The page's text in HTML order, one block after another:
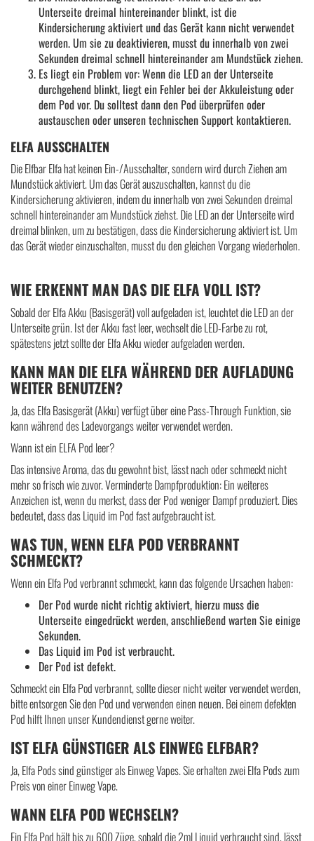
Unterseite dreimal hintereinander blinkt, ist die
Kindersicherung aktiviert und das Gerät kann nicht verwendet
werden. Um sie zu deaktivieren, musst du innerhalb von zwei
Sekunden dreimal schnell hintereinander am Mundstück ziehen.
Es liegt ein Problem vor: Wenn die LED an der Unterseite
durchgehend blinkt, liegt ein Fehler bei der Akkuleistung oder
dem Pod vor. Du solltest dann den Pod überprüfen oder
austauschen oder unseren technischen Support kontaktieren.
ELFA AUSSCHALTEN
Die Elfbar Elfa hat keinen Ein-/Ausschalter, sondern wird durch Ziehen am
Mundstück aktiviert. Um das Gerät auszuschalten, kannst du die
Kindersicherung aktivieren, indem du innerhalb von zwei Sekunden dreimal
schnell hintereinander am Mundstück ziehst. Die LED an der Unterseite wird
dreimal blinken, um zu bestätigen, dass die Kindersicherung aktiviert ist. Um
das Gerät wieder einzuschalten, musst du den gleichen Vorgang wiederholen.
WIE ERKENNT MAN DAS DIE ELFA VOLL IST?
Sobald der Elfa Akku (Basisgerät) voll aufgeladen ist, leuchtet die LED an der
Unterseite grün. Ist der Akku fast leer, wechselt die LED-Farbe zu rot,
spätestens jetzt sollte der Elfa Akku wieder aufgeladen werden.
KANN MAN DIE ELFA WÄHREND DER AUFLADUNG
WEITER BENUTZEN?
Ja, das Elfa Basisgerät (Akku) verfügt über eine Pass-Through Funktion, sie
kann während des Ladevorgangs weiter verwendet werden.
Wann ist ein ELFA Pod leer?
Das intensive Aroma, das du gewohnt bist, lässt nach oder schmeckt nicht
mehr so frisch wie zuvor. Verminderte Dampfproduktion: Ein weiteres
Anzeichen ist, wenn du merkst, dass der Pod weniger Dampf produziert. Dies
bedeutet, dass das Liquid im Pod fast aufgebraucht ist.
WAS TUN, WENN ELFA POD VERBRANNT
SCHMECKT?
Wenn ein Elfa Pod verbrannt schmeckt, kann das folgende Ursachen haben:
Der Pod wurde nicht richtig aktiviert, hierzu muss die
Unterseite eingedrückt werden, anschließend warten Sie einige
Sekunden.
Das Liquid im Pod ist verbraucht.
Der Pod ist defekt.
Schmeckt ein Elfa Pod verbrannt, sollte dieser nicht weiter verwendet werden,
bitte entsorgen Sie den Pod und verwenden einen neuen. Bei einem defekten
Pod hilft Ihnen unser Kundendienst gerne weiter.
IST ELFA GÜNSTIGER ALS EINWEG ELFBAR?
Ja, Elfa Pods sind günstiger als Einweg Vapes. Sie erhalten zwei Elfa Pods zum
Preis von einer Einweg Vape.
WANN ELFA POD WECHSELN?
Ein Elfa Pod hält bis zu 600 Züge, sobald die 2ml Liquid verbraucht sind, lässt